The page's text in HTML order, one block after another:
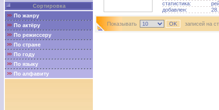
Сортировка
По жанру
По актёру
По режиссеру
По стране
По году
По языку
По алфавиту
статистика:
добавлен:
Показывать записей на